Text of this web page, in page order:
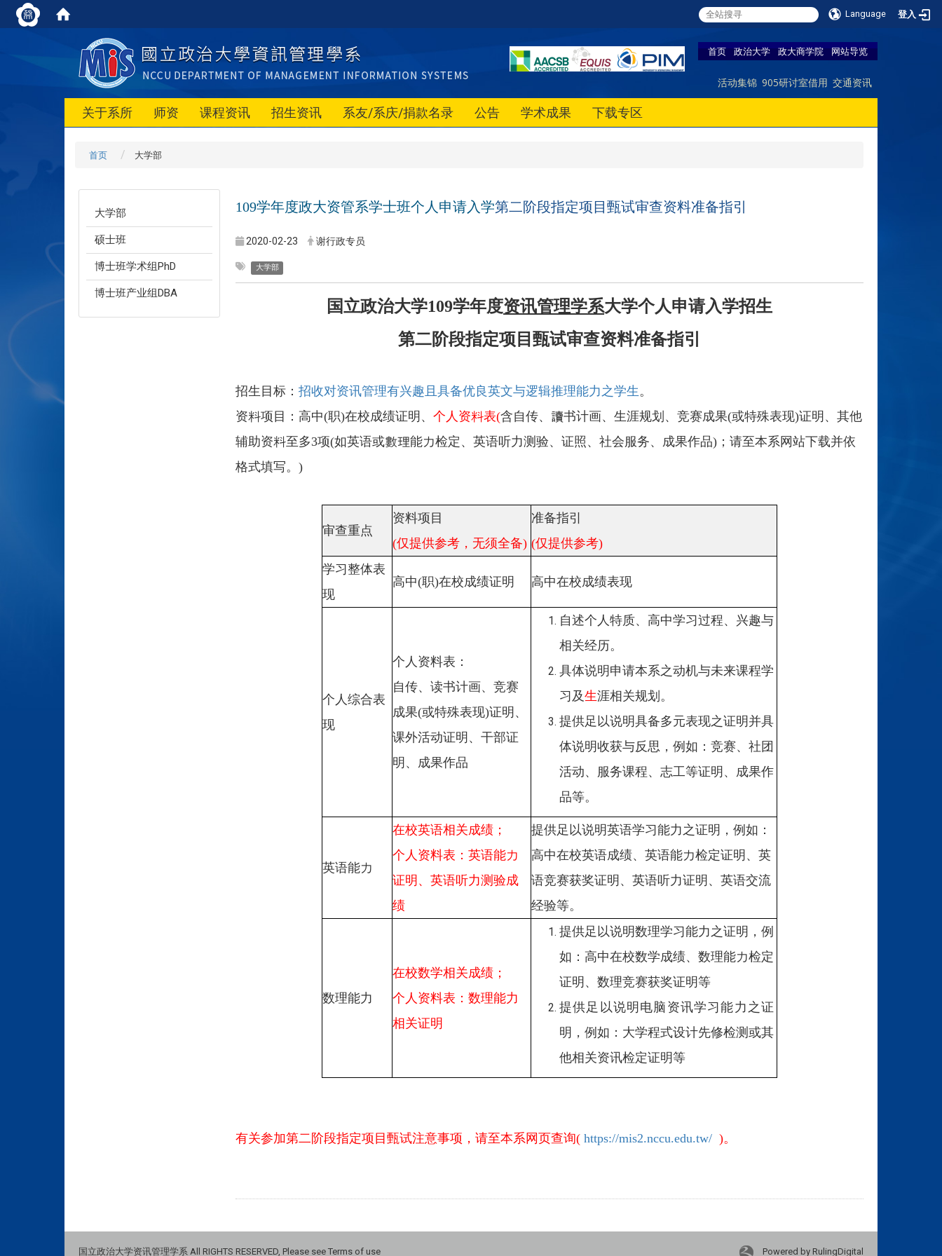
Language 登入
首页 政治大学 政大商学院 网站导览
活动集锦 905研讨室借用 交通资讯
关于系所 师资 课程资讯 招生资讯 系友/系庆/捐款名录 公告 学术成果 下载专区
首页 大学部
大学部
硕士班
博士班学术组PhD
博士班产业组DBA
109学年度政大资管系学士班个人申请入学第二阶段指定项目甄试审查资料准备指引
2020-02-23 谢行政专员
大学部
国立政治大学109学年度资讯管理学系大学个人申请入学招生
第二阶段指定项目甄试审查资料准备指引
招生目标： 招收对资讯管理有兴趣且具备优良英文与逻辑推理能力之学生 。
资料项目：高中(职)在校成绩证明、 个人资料表(含自传、讀书计画、生涯规划、竞赛成果(或特殊表现)证明、其他
辅助资料至多3项(如英语或數理能力检定、英语听力测验、证照、社会服务、成果作品)；请至本系网站下载并依
格式填写。)
审查重点
资料项目
(仅提供参考，无须全备)
准备指引
(仅提供参考)
学习整体表
现
高中(职)在校成绩证明 高中在校成绩表现
个人综合表
现
个人资料表：
自传、读书计画、竞赛
成果(或特殊表现)证明、
课外活动证明、干部证
明、成果作品
自述个人特质、高中学习过程、兴趣与
相关经历。
具体说明申请本系之动机与未来课程学
习及生涯相关规划。
提供足以说明具备多元表现之证明并具
体说明收获与反思，例如：竞赛、社团
活动、服务课程、志工等证明、成果作
品等。
英语能力
在校英语相关成绩；
个人资料表：英语能力
证明、英语听力测验成
绩
提供足以说明英语学习能力之证明，例如：
高中在校英语成绩、英语能力检定证明、英
语竞赛获奖证明、英语听力证明、英语交流
经验等。
数理能力
在校数学相关成绩；
个人资料表：数理能力
相关证明
提供足以说明数理学习能力之证明，例
如：高中在校数学成绩、数理能力检定
证明、数理竞赛获奖证明等
提供足以说明电脑资讯学习能力之证
明，例如：大学程式设计先修检测或其
他相关资讯检定证明等
有关参加第二阶段指定项目甄试注意事项，请至本系网页查询( https://mis2.nccu.edu.tw/ )。
国立政治大学资讯管理学系 All RIGHTS RESERVED, Please see Terms of use Powered by RulingDigital